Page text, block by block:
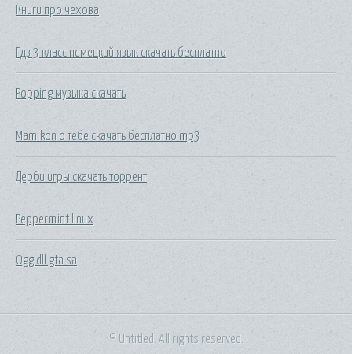
Книги про чехова
Гдз 3 класс немецкий язык скачать бесплатно
Popping музыка скачать
Mamikon о тебе скачать бесплатно mp3
Дерби игры скачать торрент
Peppermint linux
Ogg dll gta sa
© Untitled. All rights reserved.